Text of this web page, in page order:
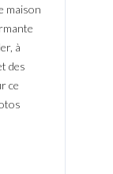
maison
à
des
ce